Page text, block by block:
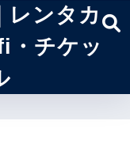
レンタカ
・チケッ